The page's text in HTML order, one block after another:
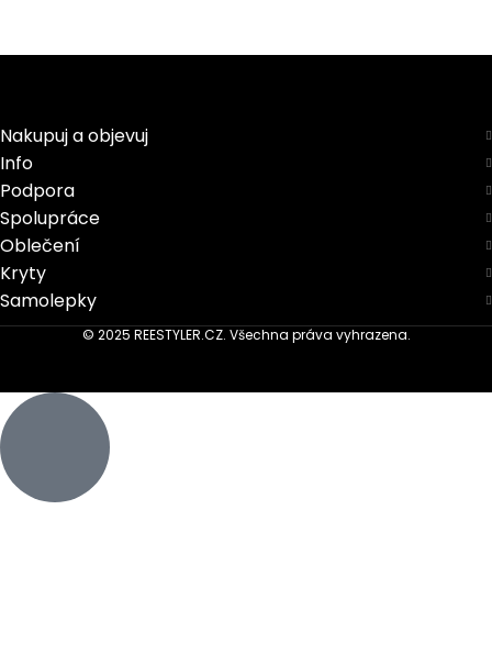
Nakupuj a objevuj
Info
Podpora
Spolupráce
Oblečení
Kryty
Samolepky
© 2025 REESTYLER.CZ. Všechna práva vyhrazena.